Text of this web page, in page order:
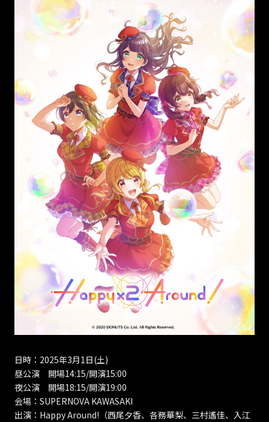
日時：2025年3月1日(土)
昼公演 開場14:15/開演15:00
夜公演 開場18:15/開演19:00
会場：SUPERNOVA KAWASAKI
出演：Happy Around!（西尾夕香、各務華梨、三村遙佳、入江